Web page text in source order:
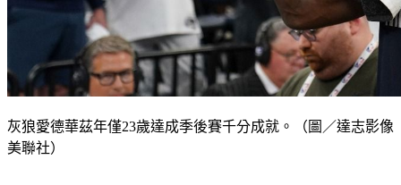
美聯社）